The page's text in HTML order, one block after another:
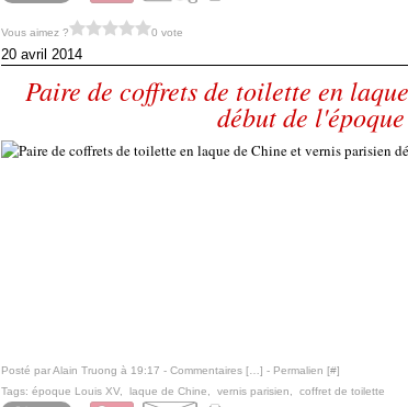
Vous aimez ? 0 vote
20 avril 2014
Paire de coffrets de toilette en
début de
Posté par Alain Truong à 19:17 - Commentaires [ ] - Permalien [#]
Tags: époque Louis XV, laque de Chine vernis parisien coffret de toilette